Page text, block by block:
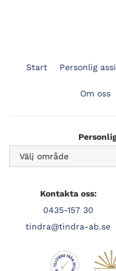
Start Personlig
Om oss
Kontakta oss:
0435-157 30
tindra@tindra-ab.se